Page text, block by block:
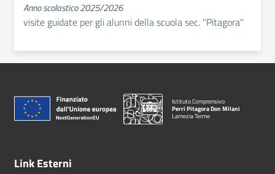
Anno scolastico 2025/2026
visite guidate per gli alunni della scuola sec. "Pitagora"
Istituto Comprensivo
Perri Pitagora Don Milani
Lamezia Terme
Link Esterni